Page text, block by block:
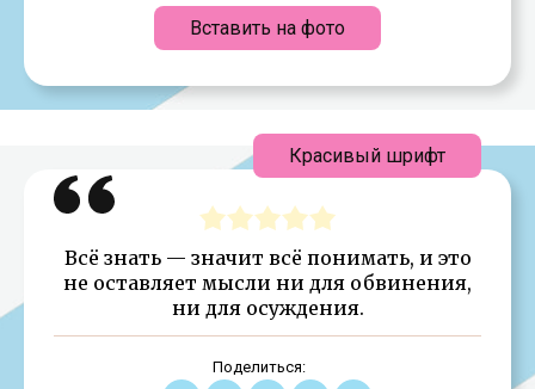
Вставить на фото
Всё знать — значит всё понимать, и это
не оставляет мысли ни для обвинения,
ни для осуждения.
Поделиться:
Красивый шрифт